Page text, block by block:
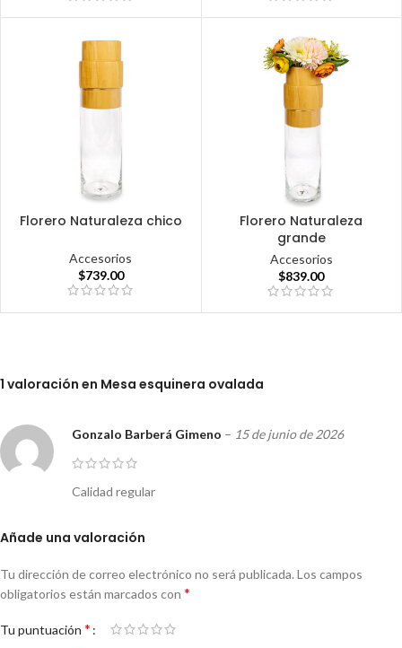
Florero Naturaleza chico
Accesorios
$739.00
Florero Naturaleza
grande
Accesorios
$839.00
1 valoración en Mesa esquinera ovalada
Gonzalo Barberá Gimeno – 15 de junio de 2026
Calidad regular
Añade una valoración
Tu dirección de correo electrónico no será publicada. Los campos
obligatorios están marcados con *
Tu puntuación *